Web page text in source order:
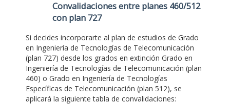
Convalidaciones entre planes 460/512
con plan 727
Si decides incorporarte al plan de estudios de Grado
en Ingeniería de Tecnologías de Telecomunicación
(plan 727) desde los grados en extinción Grado en
Ingeniería de Tecnologías de Telecomunicación (plan
460) o Grado en Ingeniería de Tecnologías
Específicas de Telecomunicación (plan 512), se
aplicará la siguiente tabla de convalidaciones: